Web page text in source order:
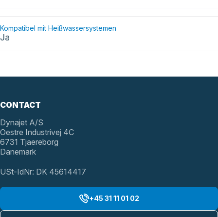
Kompatibel mit Heißwassersystemen
Ja
CONTACT
Dynajet A/S
Oestre Industrivej 4C
6731 Tjaereborg
Dänemark
USt-IdNr: DK 45614417
+45 31 11 01 02